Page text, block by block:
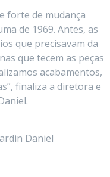
forte de mudança
de 1969. Antes, as
que precisavam da
que tecem as peças
acabamentos,
finaliza a diretora e
Daniel